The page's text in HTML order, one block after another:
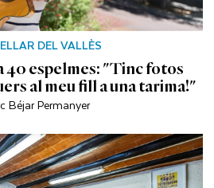
DEL VALLÈS
40 espelmes: "Tinc fotos
al meu fill a una tarima!"
Béjar Permanyer